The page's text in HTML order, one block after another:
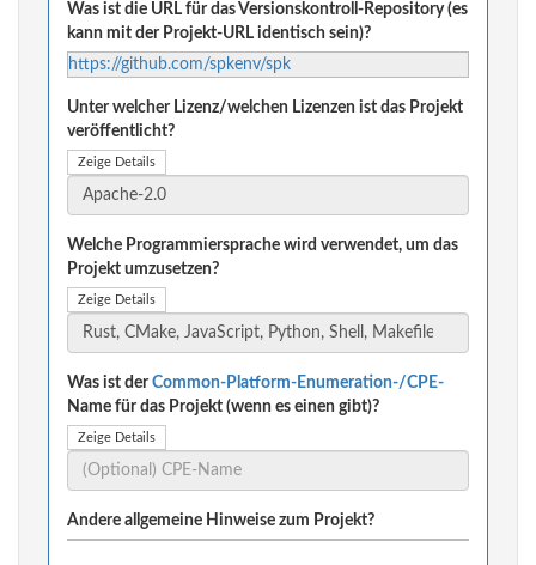
Was ist die URL für das Versionskontroll-Repository (es
kann mit der Projekt-URL identisch sein)?
https://github.com/spkenv/spk
Unter welcher Lizenz/welchen Lizenzen ist das Projekt
veröffentlicht?
Zeige Details
Welche Programmiersprache wird verwendet, um das
Projekt umzusetzen?
Zeige Details
Was ist derCommon-Platform-Enumeration-/CPE-
Name für das Projekt (wenn es einen gibt)?
Zeige Details
Andere allgemeine Hinweise zum Projekt?